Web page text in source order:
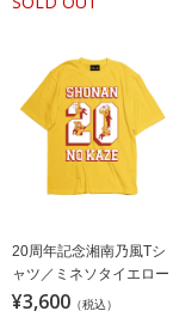
20周年記念湘南乃風Tシ
ャツ／ミネソタイエロー
¥3,600 （税込）